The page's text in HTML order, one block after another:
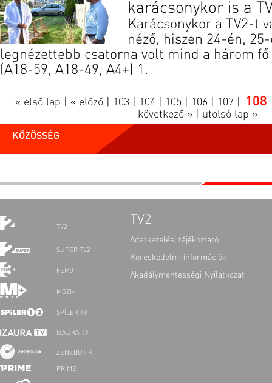
karácsonykor is a
Karácsonykor a TV2-t
néző, hiszen 24-én,
legnézettebb csatorna volt mind a három
(A18-59, A18-49, A4+) 1.
« első lap « előző| 103 104| 105| 106 107 108
következő »| utolsó lap »
KÖZÖSSÉG
TV2
SUPER TV2
FEM3
MOZI+
SPÍLER TV
IZAURA TV
ZENEBUTIK
PRIME
TV2
Adatkezelési tájékoztató
Kereskedelmi információk
Akadálymentességi Nyilatkozat